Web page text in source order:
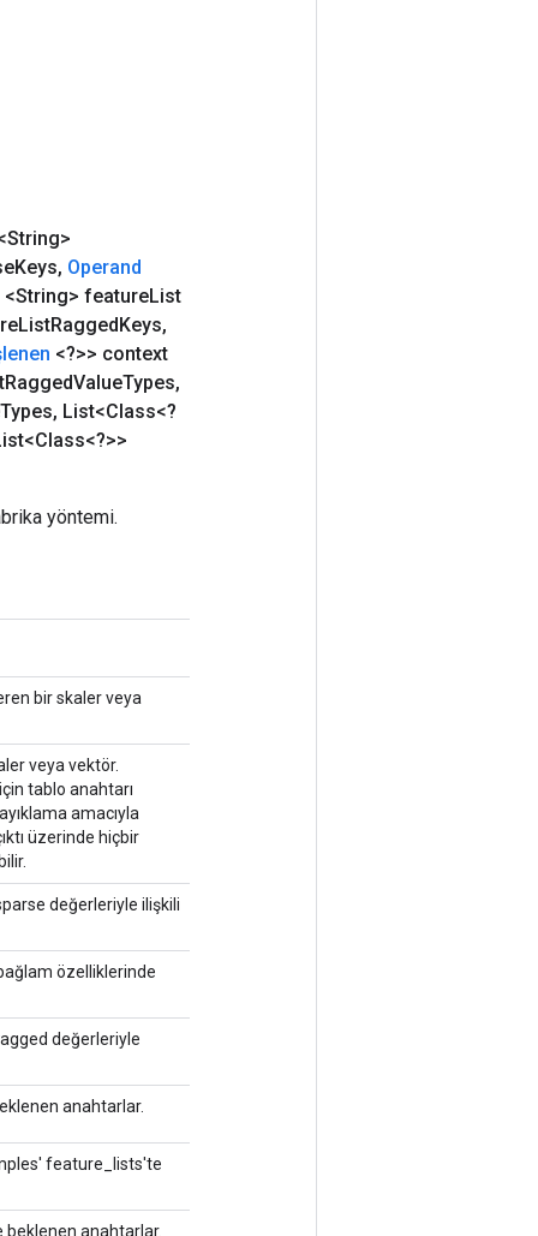
Keys, Operand
<String> featureList
ListRaggedKeys,
<?>> context
RaggedValueTypes,
Types, List<Class<?
yöntemi.
bir skaler veya
veya vektör.
tablo anahtarı
amacıyla
üzerinde hiçbir
değerleriyle ilişkili
özelliklerinde
değerleriyle
anahtarlar.
feature_lists'te
beklenen anahtarlar.